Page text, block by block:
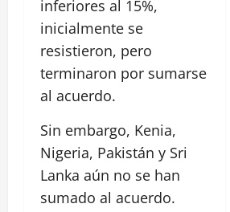
inferiores al 15%,
inicialmente se
resistieron, pero
terminaron por sumarse
al acuerdo.
Sin embargo, Kenia,
Nigeria, Pakistán y Sri
Lanka aún no se han
sumado al acuerdo.